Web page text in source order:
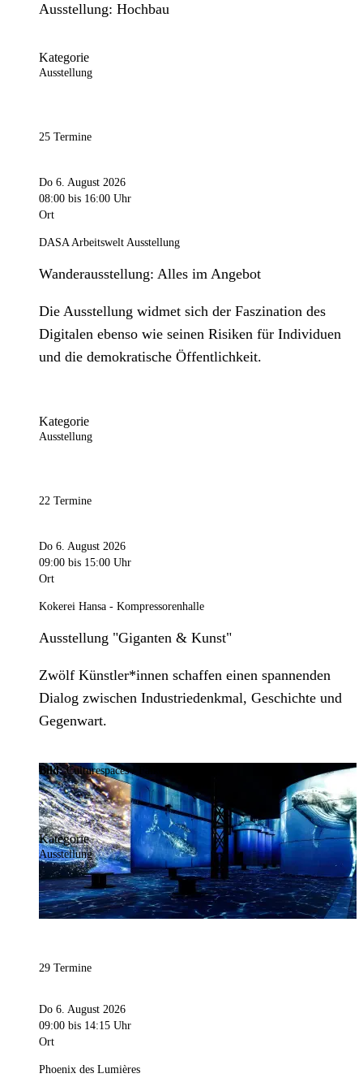
Ausstellung: Hochbau
Kategorie
Ausstellung
25 Termine
Do 6. August 2026
08:00 bis 16:00 Uhr
Ort
DASA Arbeitswelt Ausstellung
Wanderausstellung: Alles im Angebot
Die Ausstellung widmet sich der Faszination des
Digitalen ebenso wie seinen Risiken für Individuen
und die demokratische Öffentlichkeit.
Kategorie
Ausstellung
22 Termine
Do 6. August 2026
09:00 bis 15:00 Uhr
Ort
Kokerei Hansa - Kompressorenhalle
Ausstellung "Giganten & Kunst"
Zwölf Künstler*innen schaffen einen spannenden
Dialog zwischen Industriedenkmal, Geschichte und
Gegenwart.
Bild:Culturespaces / Falko Wübbecke
Kategorie
Ausstellung
29 Termine
Do 6. August 2026
09:00 bis 14:15 Uhr
Ort
Phoenix des Lumières